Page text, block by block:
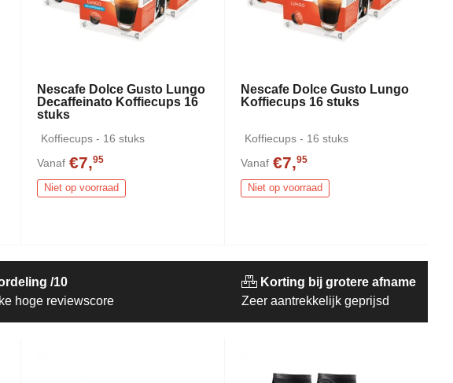
Nescafe Dolce Gusto Lungo
Decaffeinato Koffiecups 16
stuks
Koffiecups - 16 stuks
Vanaf €7,95
Niet op voorraad
Nescafe Dolce Gusto Lungo
Koffiecups 16 stuks
Koffiecups - 16 stuks
Vanaf €7,95
Niet op voorraad
/10
hoge reviewscore
Korting bij grotere afname
Zeer aantrekkelijk geprijsd